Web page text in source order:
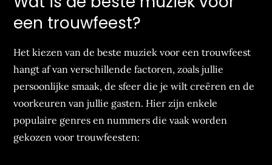
een trouwfeest?
Het kiezen van de beste muziek voor een trouwfeest
hangt af van verschillende factoren, zoals jullie
persoonlijke smaak, de sfeer die je wilt creëren en de
voorkeuren van jullie gasten. Hier zijn enkele
populaire genres en nummers die vaak worden
gekozen voor trouwfeesten: